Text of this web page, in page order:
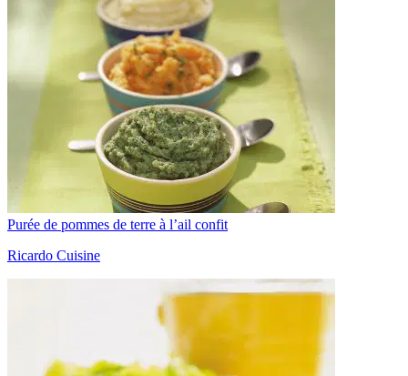
Purée de pommes de terre à l’ail confit
Ricardo Cuisine